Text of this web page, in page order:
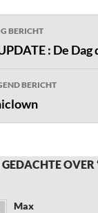
BERICHT
: De
BERICHT
GEDACHTE
Max